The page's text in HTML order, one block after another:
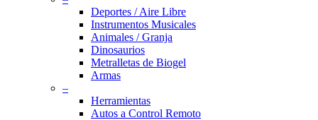
Deportes / Aire Libre
Instrumentos Musicales
Animales / Granja
Dinosaurios
Metralletas de Biogel
Armas
–
Herramientas
Autos a Control Remoto